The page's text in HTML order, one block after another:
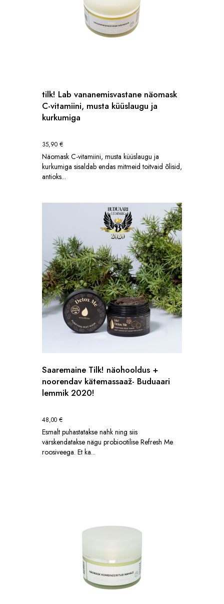
tilk! Lab vananemisvastane näomask
C-vitamiini, musta küüslaugu ja
kurkumiga
35,90 €
Näomask C-vitamiini, musta küüslaugu ja
kurkumiga sisaldab endas mitmeid toitvaid õlisid,
antioks...
Saaremaine Tilk! näohooldus +
noorendav kätemassaaž- Buduaari
lemmik 2020!
48,00 €
Esmalt puhastatakse nahk ning siis
värskendatakse nägu probiootilise Refresh Me
roosiveega. Et ka...
SILUETT - LOODUSLIK JA KODUMAINE
Liitu uudiskirja lugejatega, et saada osa looduslikest ilunõuannetest,
uudistest ja parimatest pakkumistest! Lisaks kingime Sulle
15% sooduskoodi!